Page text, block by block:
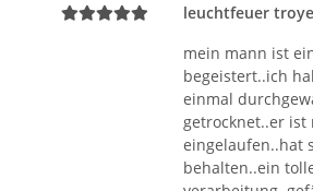
leuchtfeuer
mein mann ist
begeistert..ich
einmal
getrocknet..er ist
eingelaufen..hat
behalten..ein